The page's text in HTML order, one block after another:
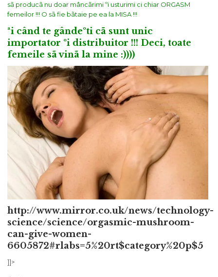
sã producã nu doar mâncãrimi ºi usturimi ci chiar ORGASM
femeilor !!! O sã fie bãtaie pe ea la MISA !!!
ªi când te gândeºti cã sunt unic
importator ºi distribuitor !!! Deci, toate
femeile sã vinã la mine :))))
http://www.mirror.co.uk/news/technology-
science/science/orgasmic-mushroom-
can-give-women-
6605872#rlabs=5%20rt$category%20p$5
]]>